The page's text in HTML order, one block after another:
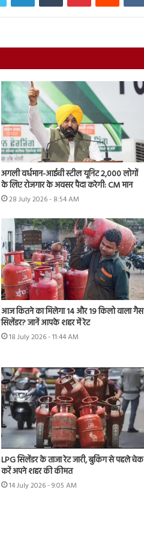
अगली वर्धमान-आईची स्टील यूनिट 2,000 लोगों
के लिए रोजगार के अवसर पैदा करेगी: CM मान
28 July 2026 - 8:54 AM
आज कितने का मिलेगा 14 और 19 किलो वाला गैस
सिलेंडर? जानें आपके शहर में रेट
18 July 2026 - 11:44 AM
LPG सिलेंडर के ताजा रेट जारी, बुकिंग से पहले चेक
करें अपने शहर की कीमत
14 July 2026 - 9:05 AM